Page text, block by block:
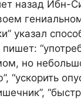
назад Ибн-
указал
но
“ускорить